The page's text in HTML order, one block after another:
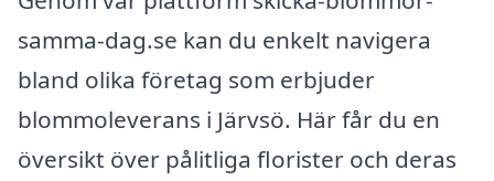
samma-dag.se kan du enkelt navigera
bland olika företag som erbjuder
blommoleverans i Järvsö. Här får du en
översikt över pålitliga florister och deras